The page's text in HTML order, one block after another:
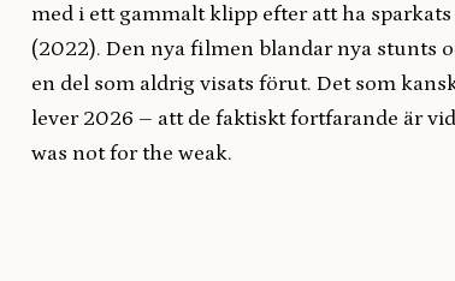
med i ett gammalt klipp efter att ha
(2022). Den nya filmen blandar nya stunts
en del som aldrig visats förut. Det som
lever 2026 – att de faktiskt fortfarande är
was not for the weak.